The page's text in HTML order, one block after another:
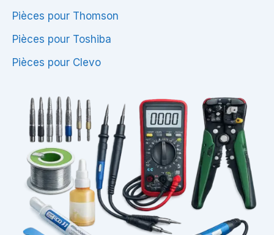
Pièces pour Thomson
Pièces pour Toshiba
Pièces pour Clevo